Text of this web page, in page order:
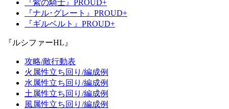
『紫の騎士』PROUD+
『ナル･グレート』PROUD+
『ギルベルト』PROUD+
『ルシファーHL』
攻略/敵行動表
火属性立ち回り/編成例
水属性立ち回り/編成例
土属性立ち回り/編成例
風属性立ち回り/編成例